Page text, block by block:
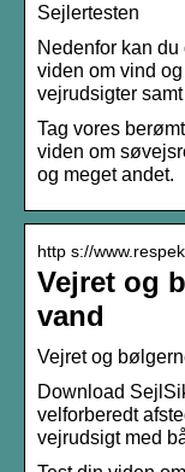
Sejlertesten
Nedenfor kan
viden om vind
vejrudsigter
Tag vores
viden om
og meget andet.
http s://
Vejret og
vand
Vejret og
Download
velforberedt
vejrudsigt med